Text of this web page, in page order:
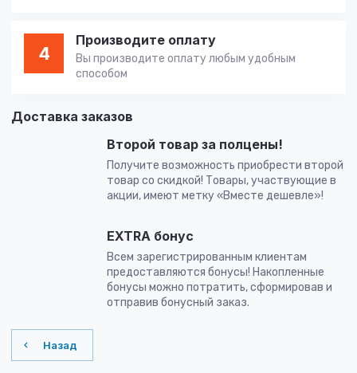
4
Производите оплату
Вы производите оплату любым удобным
способом
Доставка заказов
Второй товар за полцены!
Получите возможность приобрести второй
товар со скидкой! Товары, участвующие в
акции, имеют метку «Вместе дешевле»!
EXTRA бонус
Всем зарегистрированным клиентам
предоставляются бонусы! Накопленные
бонусы можно потратить, сформировав и
отправив бонусный заказ.
Назад